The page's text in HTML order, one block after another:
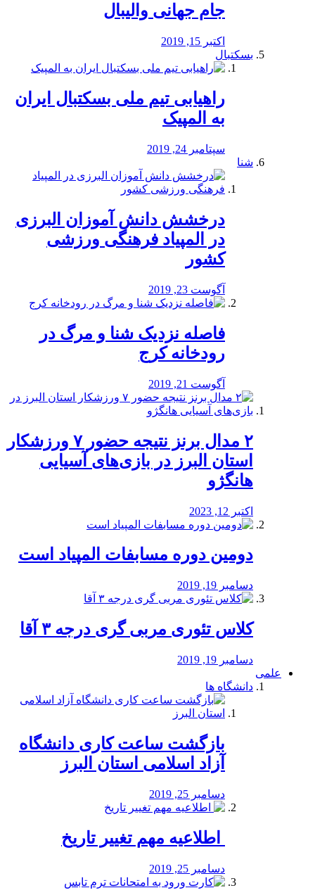
جام جهانی والیبال
اکتبر 15, 2019
بسکتبال
راهیابی تیم ملی بسکتبال ایران
به المپیک
سپتامبر 24, 2019
شنا
درخشش دانش آموزان البرزی
در المپیاد فرهنگی ورزشی
کشور
آگوست 23, 2019
️فاصله نزدیک شنا و مرگ در
رودخانه کرج
آگوست 21, 2019
۲ مدال برنز نتیجه حضور ۷ ورزشکار
استان البرز در بازی‌های آسیایی
هانگژو
اکتبر 12, 2023
دومین دوره مسابفات المپیاد است
دسامبر 19, 2019
کلاس تئوری مربی گری درجه ۳ آقا
دسامبر 19, 2019
علمی
دانشگاه ها
بازگشت ساعت کاری دانشگاه
آزاد اسلامی استان البرز
دسامبر 25, 2019
️ اطلاعیه مهم تغییر تاریخ
دسامبر 25, 2019